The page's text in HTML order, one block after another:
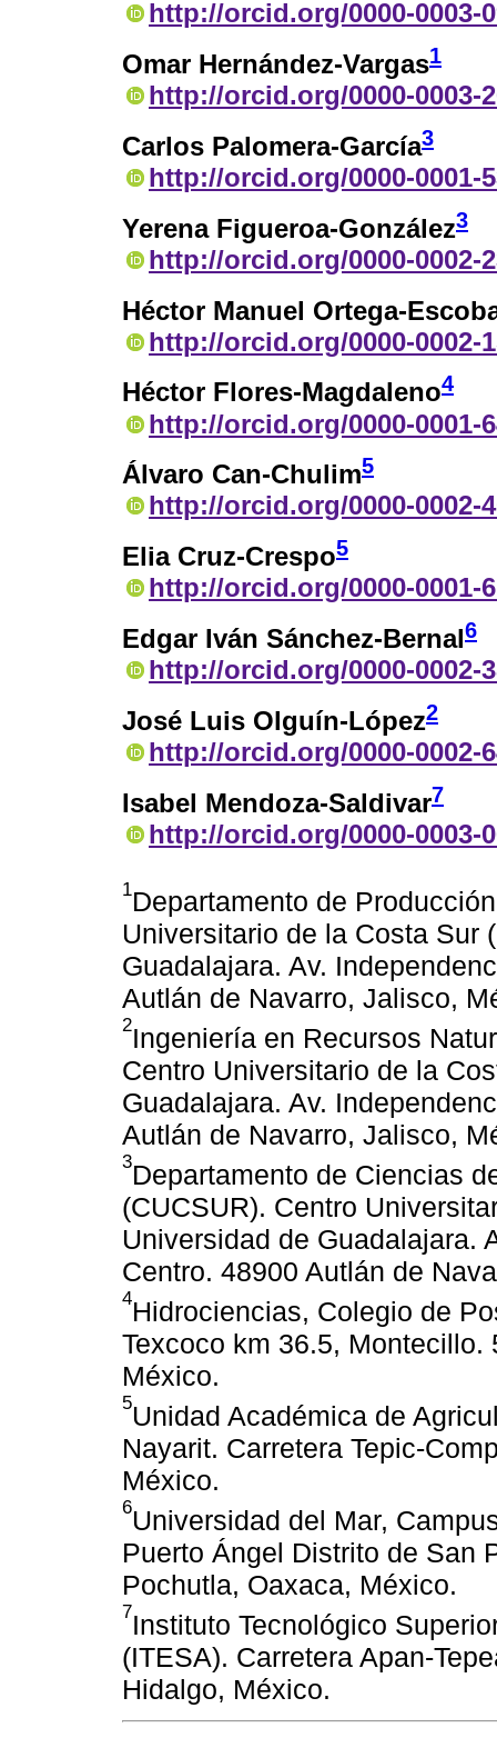
http://orcid.org/0000-0003-
Omar Hernández-Vargas1
http://orcid.org/0000-0003-
Carlos Palomera-García3
http://orcid.org/0000-0001-
Yerena Figueroa-González3
http://orcid.org/0000-0002-
Héctor Manuel Ortega-
http://orcid.org/0000-0002-
Héctor Flores-Magdaleno4
http://orcid.org/0000-0001-
Álvaro Can-Chulim5
http://orcid.org/0000-0002-
Elia Cruz-Crespo5
http://orcid.org/0000-0001-
Edgar Iván Sánchez-Bernal6
http://orcid.org/0000-0002-
José Luis Olguín-López2
http://orcid.org/0000-0002-
Isabel Mendoza-Saldivar7
http://orcid.org/0000-0003-
1Departamento de
Universitario de la Costa Sur
Guadalajara. Av.
Autlán de Navarro, Jalisco,
2Ingeniería en Recursos
Centro Universitario de la
Guadalajara. Av.
Autlán de Navarro, Jalisco,
3Departamento de Ciencias
(CUCSUR). Centro
Universidad de Guadalajara.
Centro. 48900 Autlán de
4Hidrociencias, Colegio de
Texcoco km 36.5,
México.
5Unidad Académica de
Nayarit. Carretera Tepic-
México.
6Universidad del Mar,
Puerto Ángel Distrito de San
Pochutla, Oaxaca, México.
7Instituto Tecnológico
(ITESA). Carretera Apan-
Hidalgo, México.